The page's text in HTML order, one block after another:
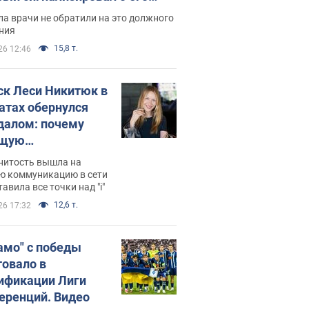
раке
врачи не обратили на это должного
12:46 15,8 т.
Леси Никитюк в
обернулся
почему
вышла на
коммуникацию в сети
все точки над "i"
17:32 12,6 т.
с победы
в
Лиги
Видео